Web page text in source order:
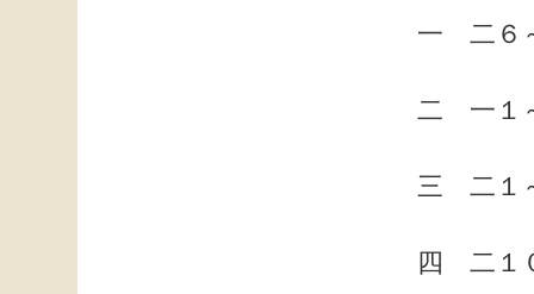
一 二
二 一
三 二
四 二１